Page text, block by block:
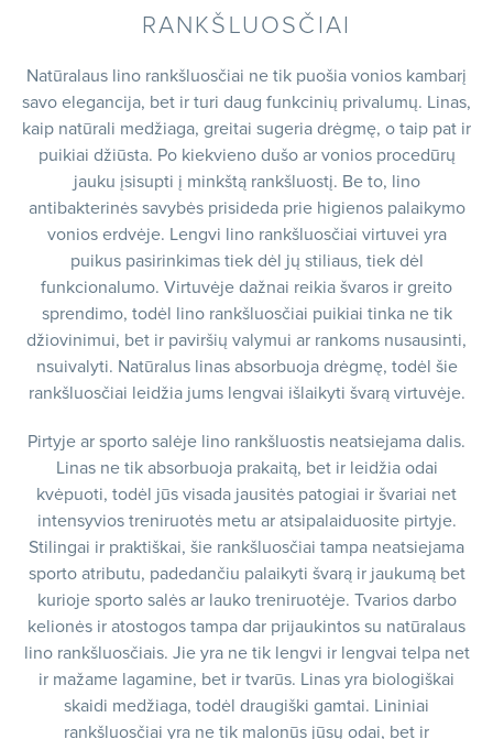
RANKŠLUOSČIAI
Natūralaus lino rankšluosčiai ne tik puošia vonios kambarį
savo elegancija, bet ir turi daug funkcinių privalumų. Linas,
kaip natūrali medžiaga, greitai sugeria drėgmę, o taip pat ir
puikiai džiūsta. Po kiekvieno dušo ar vonios procedūrų
jauku įsisupti į minkštą rankšluostį. Be to, lino
antibakterinės savybės prisideda prie higienos palaikymo
vonios erdvėje. Lengvi lino rankšluosčiai virtuvei yra
puikus pasirinkimas tiek dėl jų stiliaus, tiek dėl
funkcionalumo. Virtuvėje dažnai reikia švaros ir greito
sprendimo, todėl lino rankšluosčiai puikiai tinka ne tik
džiovinimui, bet ir paviršių valymui ar rankoms nusausinti,
nsuivalyti. Natūralus linas absorbuoja drėgmę, todėl šie
rankšluosčiai leidžia jums lengvai išlaikyti švarą virtuvėje.
Pirtyje ar sporto salėje lino rankšluostis neatsiejama dalis.
Linas ne tik absorbuoja prakaitą, bet ir leidžia odai
kvėpuoti, todėl jūs visada jausitės patogiai ir švariai net
intensyvios treniruotės metu ar atsipalaiduosite pirtyje.
Stilingai ir praktiškai, šie rankšluosčiai tampa neatsiejama
sporto atributu, padedančiu palaikyti švarą ir jaukumą bet
kurioje sporto salės ar lauko treniruotėje. Tvarios darbo
kelionės ir atostogos tampa dar prijaukintos su natūralaus
lino rankšluosčiais. Jie yra ne tik lengvi ir lengvai telpa net
ir mažame lagamine, bet ir tvarūs. Linas yra biologiškai
skaidi medžiaga, todėl draugiški gamtai. Lininiai
rankšluosčiai yra ne tik malonūs jūsų odai, bet ir